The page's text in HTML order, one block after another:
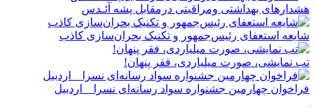
هشدارهاى بهداشتى ومراقبتى درمقابل پشه آئـدس
شایعه استعفای رئیس‌جمهور و تکنیک بحران‌سازی کاذب
تب نمایشی، صورت میلیاردی، فقر پنهان!
فراخوان چهارمین جشنواره سواد رسانه‌ای نسرا _ اردبیل